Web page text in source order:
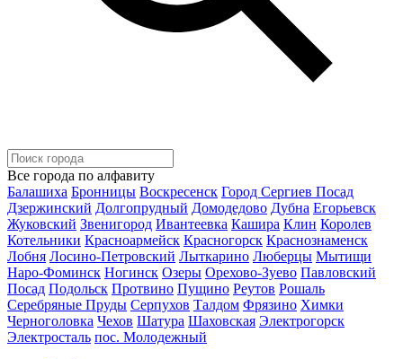
Все города по алфавиту
Балашиха Бронницы Воскресенск Город Сергиев Посад
Дзержинский Долгопрудный Домодедово Дубна Егорьевск
Жуковский Звенигород Ивантеевка Кашира Клин Королев
Котельники Красноармейск Красногорск Краснознаменск
Лобня Лосино-Петровский Лыткарино Люберцы Мытищи
Наро-Фоминск Ногинск Озеры Орехово-Зуево Павловский
Посад Подольск Протвино Пущино Реутов Рошаль
Серебряные Пруды Серпухов Талдом Фрязино Химки
Черноголовка Чехов Шатура Шаховская Электрогорск
Электросталь пос. Молодежный